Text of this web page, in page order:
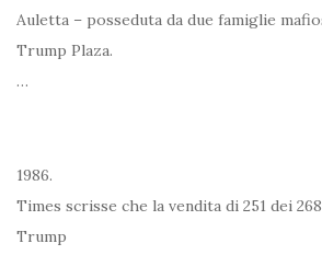
Auletta – posseduta da due famiglie
Trump Plaza.
…
1986.
Times scrisse che la vendita di 251 dei
Trump